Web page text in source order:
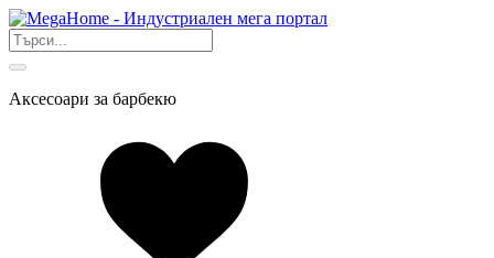
Аксесоари за барбекю